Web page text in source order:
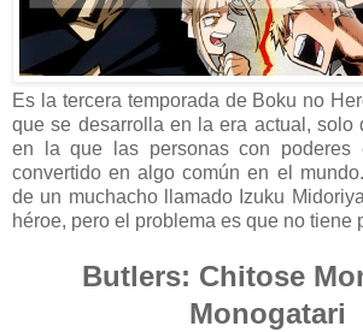
Es la tercera temporada de Boku no
que se desarrolla en la era actual, solo
en la que las personas con poderes
convertido en algo común en el
de un muchacho llamado Izuku
héroe, pero el problema es que no tiene
Butlers: Chitose
Monogatari